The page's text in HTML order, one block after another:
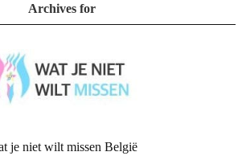
Archives for
je niet wilt missen België